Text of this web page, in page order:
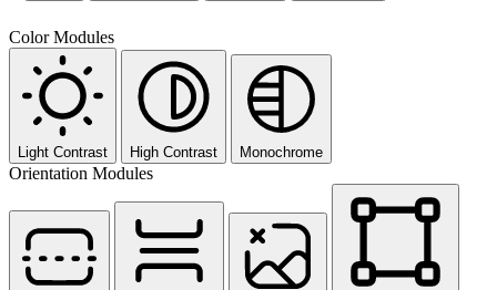
Color Modules
Light Contrast High Contrast Monochrome
Orientation Modules